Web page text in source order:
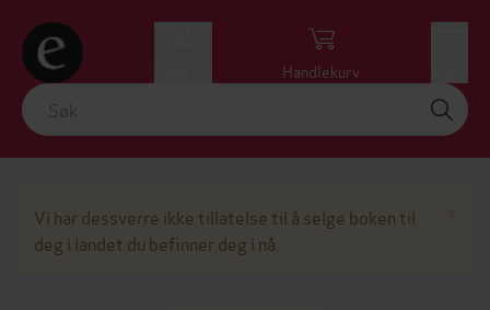
Handlekurv
Vi har dessverre ikke tillatelse til å selge boken til
deg i landet du befinner deg i nå.